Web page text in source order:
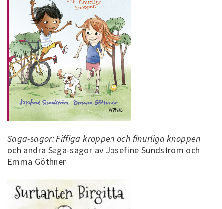
Saga-sagor: Fiffiga kroppen och finurliga knoppen
och andra Saga-sagor av Josefine Sundström och
Emma Göthner